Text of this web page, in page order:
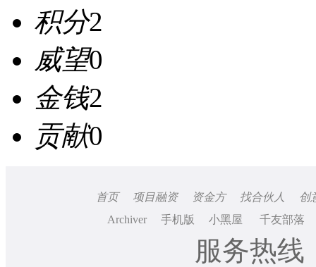
积分2
威望0
金钱2
贡献0
首页 项目融资 资金方 找合伙人
创
Archiver
手机版 小黑屋 千友部落
服务热线